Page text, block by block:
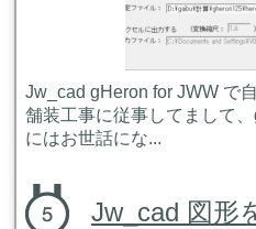
Jw_cad gHeron for JWW で
舗装工事に従事してまして
にはお世話にな...
Jw_cad 図形